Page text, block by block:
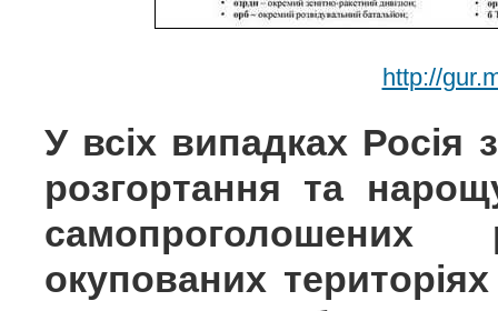
http://
У всіх випадках Росія
розгортання та
окупованих